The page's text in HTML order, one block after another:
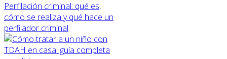
Perfilación criminal: qué es,
cómo se realiza y qué hace un
perfilador criminal